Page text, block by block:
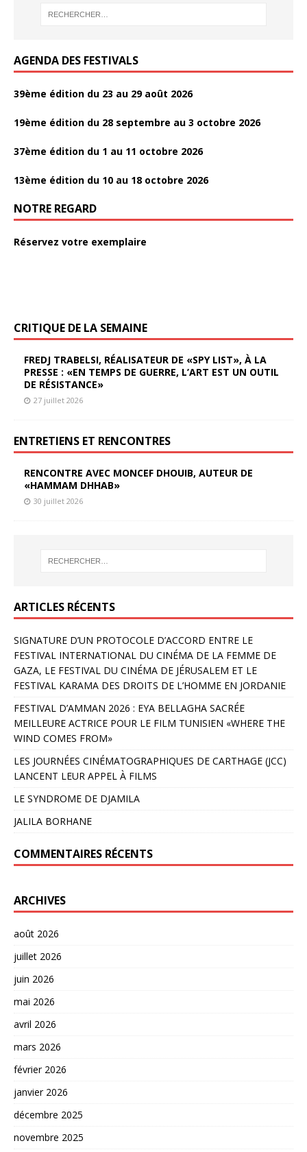
o
AGENDA DES FESTIVALS
39ème édition du 23 au 29 août 2026
19ème édition du 28 septembre au 3 octobre 2026
37ème édition du 1 au 11 octobre 2026
13ème édition du 10 au 18 octobre 2026
NOTRE REGARD
Réservez votre exemplaire
CRITIQUE DE LA SEMAINE
FREDJ TRABELSI, RÉALISATEUR DE «SPY LIST», À LA
PRESSE : «EN TEMPS DE GUERRE, L’ART EST UN OUTIL
DE RÉSISTANCE»
27 juillet 2026
ENTRETIENS ET RENCONTRES
RENCONTRE AVEC MONCEF DHOUIB, AUTEUR DE
«HAMMAM DHHAB»
30 juillet 2026
ARTICLES RÉCENTS
SIGNATURE D’UN PROTOCOLE D’ACCORD ENTRE LE
FESTIVAL INTERNATIONAL DU CINÉMA DE LA FEMME DE
GAZA, LE FESTIVAL DU CINÉMA DE JÉRUSALEM ET LE
FESTIVAL KARAMA DES DROITS DE L’HOMME EN JORDANIE
FESTIVAL D’AMMAN 2026 : EYA BELLAGHA SACRÉE
MEILLEURE ACTRICE POUR LE FILM TUNISIEN «WHERE THE
WIND COMES FROM»
LES JOURNÉES CINÉMATOGRAPHIQUES DE CARTHAGE (JCC)
LANCENT LEUR APPEL À FILMS
LE SYNDROME DE DJAMILA
JALILA BORHANE
COMMENTAIRES RÉCENTS
ARCHIVES
août 2026
juillet 2026
juin 2026
mai 2026
avril 2026
mars 2026
février 2026
janvier 2026
décembre 2025
novembre 2025